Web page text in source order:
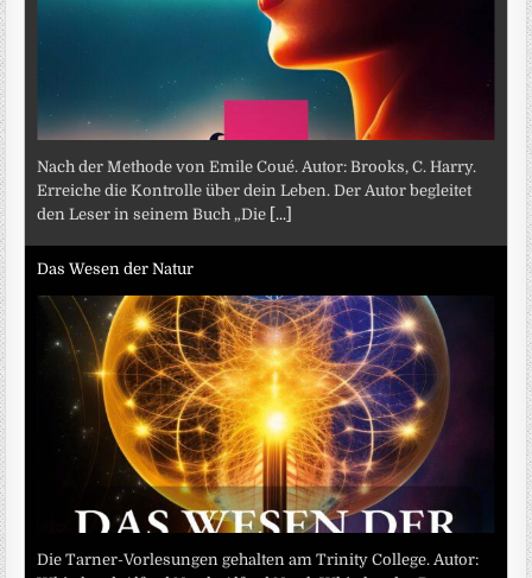
Nach der Methode von Emile Coué. Autor: Brooks, C. Harry.
Erreiche die Kontrolle über dein Leben. Der Autor begleitet
den Leser in seinem Buch „Die [...]
Das Wesen der Natur
Die Tarner-Vorlesungen gehalten am Trinity College. Autor: